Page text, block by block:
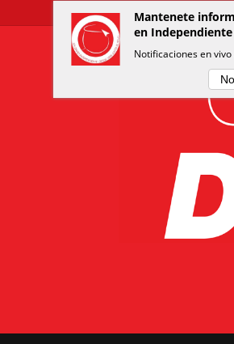
Mantenete
en
Notificaciones en